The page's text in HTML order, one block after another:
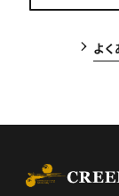
よ